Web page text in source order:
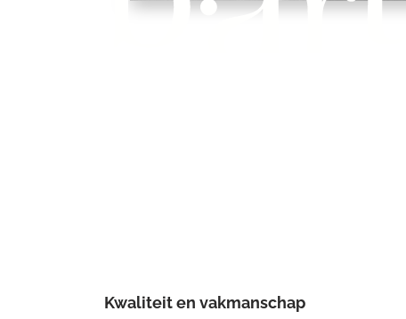
Kwaliteit en vakmanschap